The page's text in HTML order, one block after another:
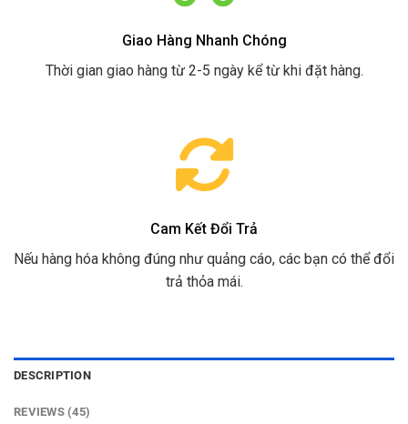
Giao Hàng Nhanh Chóng
Thời gian giao hàng từ 2-5 ngày kể từ khi đặt hàng.
Cam Kết Đổi Trả
Nếu hàng hóa không đúng như quảng cáo, các bạn có thể đổi
trả thỏa mái.
DESCRIPTION
REVIEWS (45)